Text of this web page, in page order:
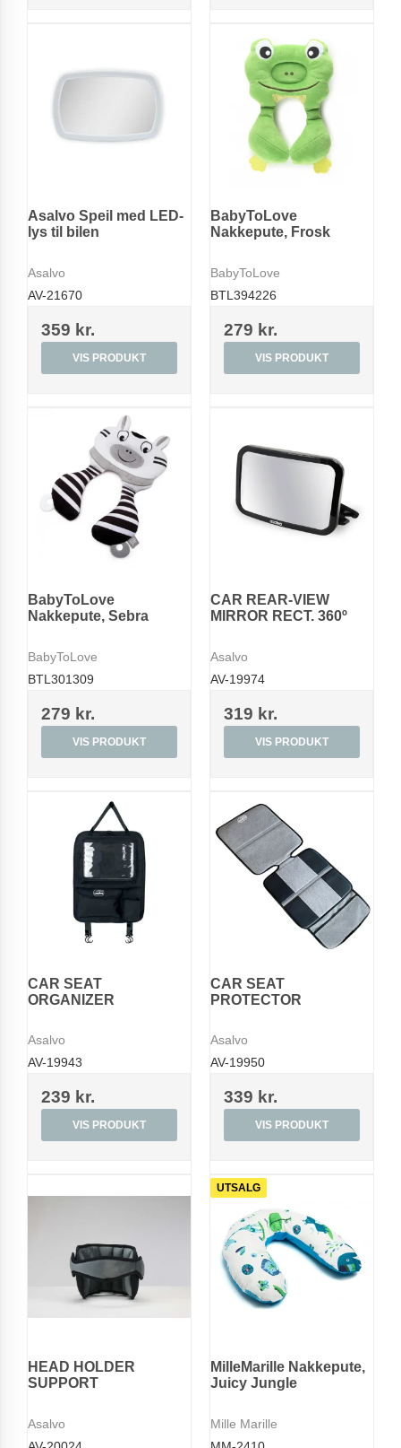
Asalvo Speil med LED-
lys til bilen
Asalvo
AV-21670
359 kr.
VIS PRODUKT
BabyToLove
Nakkepute, Frosk
BabyToLove
BTL394226
279 kr.
VIS PRODUKT
BabyToLove
Nakkepute, Sebra
BabyToLove
BTL301309
279 kr.
VIS PRODUKT
CAR REAR-VIEW
MIRROR RECT. 360º
Asalvo
AV-19974
319 kr.
VIS PRODUKT
CAR SEAT
ORGANIZER
Asalvo
AV-19943
239 kr.
VIS PRODUKT
CAR SEAT
PROTECTOR
Asalvo
AV-19950
339 kr.
VIS PRODUKT
HEAD HOLDER
SUPPORT
Asalvo
UTSALG
MilleMarille Nakkepute,
Juicy Jungle
Mille Marille